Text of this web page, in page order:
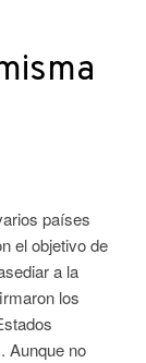
países
el objetivo de
a la
los
Aunque no